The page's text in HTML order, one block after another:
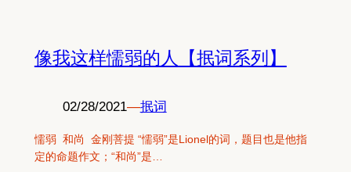
像我这样懦弱的人【抿词系列】
02/28/2021—抿词
懦弱 和尚 金刚菩提 “懦弱”是Lionel的词，题目也是他指
定的命题作文；“和尚”是…